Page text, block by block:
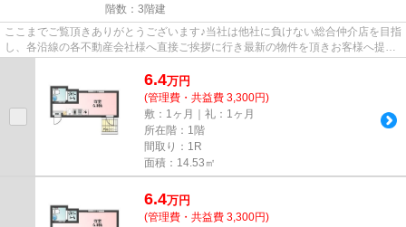
階数：3階建
ここまでご覧頂きありがとうございます♪当社は他社に負けない総合仲介店を目指
し、各沿線の各不動産会社様へ直接ご挨拶に行き最新の物件を頂きお客様へ提供
6.4万円
(管理費・共益費 3,300円)
敷：1ヶ月｜礼：1ヶ月
所在階：1階
間取り：1R
面積：14.53㎡
6.4万円
(管理費・共益費 3,300円)